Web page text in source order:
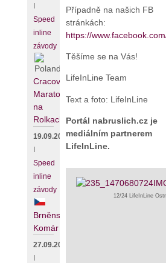
Speed
inline
závody
Cracovia
Maraton
na
Rolkach
19.09.2026
Speed
inline
závody
Brněnský
Komár
27.09.2026
Případně na našich FB
stránkách:
https://
Těšíme se na Vás!
LifeInLine Team
Text a foto: LifeInLine
Portál nabruslich.cz je
mediálním partnerem
LifeInLine.
12/24 LifeInLine